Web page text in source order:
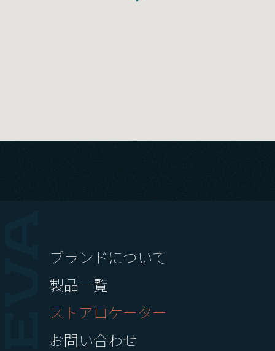
Footer menu
ブランドについて
製品一覧
ストアロケーター
お問い合わせ